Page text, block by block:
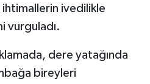
ivedilikle
vurguladı.
dere yatağında
bireyleri